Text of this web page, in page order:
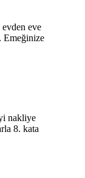
evden eve
Emeğinize
nakliye
8. kata